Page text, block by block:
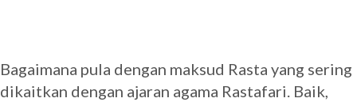
Bagaimana pula dengan maksud Rasta yang sering
dikaitkan dengan ajaran agama Rastafari. Baik,